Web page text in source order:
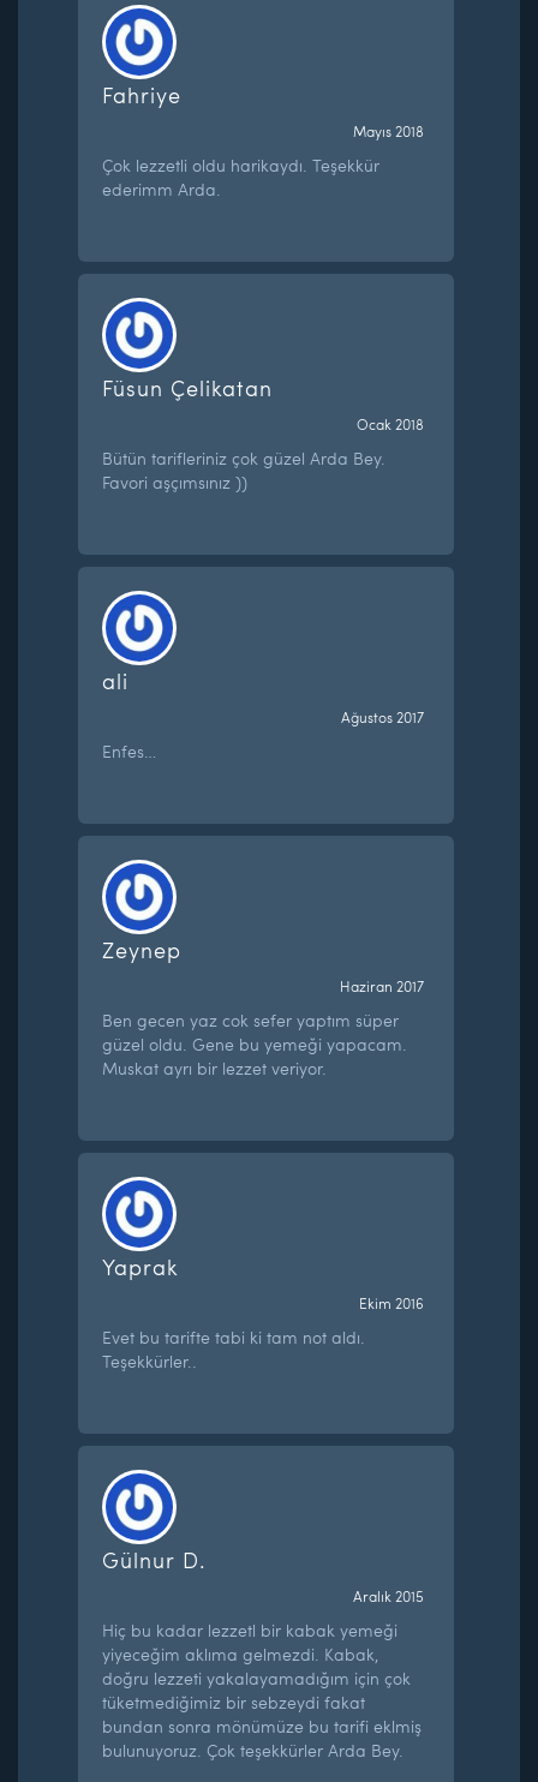
Fahriye
Mayıs 2018
Çok lezzetli oldu harikaydı. Teşekkür
ederimm Arda.
Füsun Çelikatan
Ocak 2018
Bütün tarifleriniz çok güzel Arda Bey.
Favori aşçımsınız ))
ali
Ağustos 2017
Enfes…
Zeynep
Haziran 2017
Ben gecen yaz cok sefer yaptım süper
güzel oldu. Gene bu yemeği yapacam.
Muskat ayrı bir lezzet veriyor.
Yaprak
Ekim 2016
Evet bu tarifte tabi ki tam not aldı.
Teşekkürler..
Gülnur D.
Aralık 2015
Hiç bu kadar lezzetl bir kabak yemeği
yiyeceğim aklıma gelmezdi. Kabak,
doğru lezzeti yakalayamadığım için çok
tüketmediğimiz bir sebzeydi fakat
bundan sonra mönümüze bu tarifi eklmiş
bulunuyoruz. Çok teşekkürler Arda Bey.